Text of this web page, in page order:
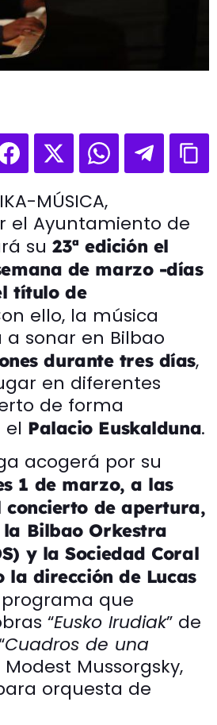
MÚSICA,
el Ayuntamiento de
su 23ª edición el
de marzo -días
título de
ello, la música
a sonar en Bilbao
durante tres días,
en diferentes
de forma
el Palacio Euskalduna.
acogerá por su
1 de marzo, a las
concierto de apertura,
Bilbao Orkestra
y la Sociedad Coral
la dirección de Lucas
que
“Eusko Irudiak” de
Cuadros de una
Modest Mussorgsky,
orquesta de